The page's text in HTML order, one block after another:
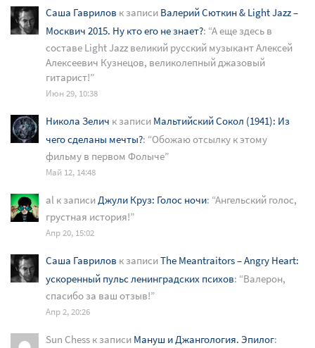
Саша Гаврилов к записи Валерий Сюткин & Light Jazz –
Москвич 2015. Ну кто его не знает?: “А еще здесь в
составе Light Jazz великий русский музыкант Алексей
Алексеевич Кузнецов, великолепный джазовый
гитарист!”
Июн 29, 10:38
Никола Зелич к записи Мальтийский Сокол (1941): Из
чего сделаны мечты?: “Обожаю отсылку к этому
фильму в первом Фолыче”
Май 12, 14:48
al к записиДжули Круз: Голос ночи: “Ангельский голос,
грустная история!”
Апр 20, 15:02
Саша Гаврилов к записиThe Meantraitors – Angry Heart:
ускоренный пульс ленинградских психов: “Валерон,
спасибо за ваш отзыв!”
Апр 2, 20:26
Sun Chess к записи Мануш и Джангология. Эпилог: